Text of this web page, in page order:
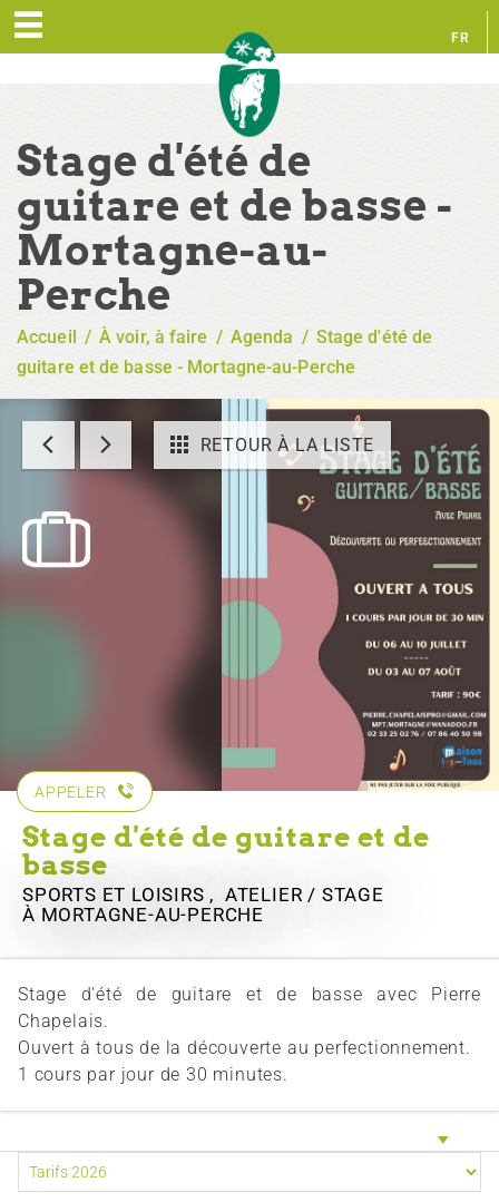
FR
Stage d'été de
guitare et de basse -
Mortagne-au-
Perche
Accueil / À voir, à faire / Agenda / Stage d'été de
guitare et de basse - Mortagne-au-Perche
RETOUR À LA LISTE
APPELER
Stage d'été de guitare et de
basse
SPORTS ET LOISIRS , ATELIER / STAGE
À MORTAGNE-AU-PERCHE
Stage d'été de guitare et de basse avec Pierre
Chapelais.
Ouvert à tous de la découverte au perfectionnement.
1 cours par jour de 30 minutes.